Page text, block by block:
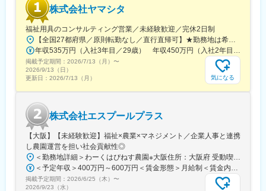
株式会社ヤマシタ
福祉用具のコンサルティング営業／未経験歓迎／完休2日制
掲載予定期間： 2026/7/13（月） 〜
2026/9/13（日）
更新日： 2026/7/13（月） 気になる
株式会社エスプールプラス
【大阪】【未経験歓迎】福祉×農業×マネジメント／企業人事と連携
し農園運営を担い社会貢献性◎
掲載予定期間： 2026/6/25（木） 〜
2026/9/23（水）